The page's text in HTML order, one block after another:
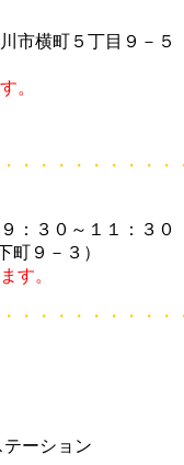
市横町５丁目９－５
。
・・・・・・・・
３０～１１：３０
９－３）
す。
・・・・・・・・
ーション